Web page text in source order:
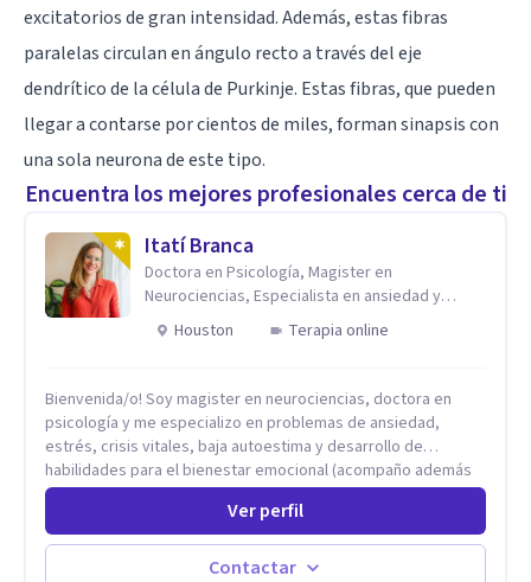
excitatorios de gran intensidad. Además, estas fibras
paralelas circulan en ángulo recto a través del eje
dendrítico de la célula de Purkinje. Estas fibras, que pueden
llegar a contarse por cientos de miles, forman sinapsis con
una sola neurona de este tipo.
Encuentra los mejores profesionales cerca de ti
Itatí Branca
Doctora en Psicología, Magister en
Neurociencias, Especialista en ansiedad y
mindfulness
Houston Terapia online
Bienvenida/o! Soy magister en neurociencias, doctora en
psicología y me especializo en problemas de ansiedad,
estrés, crisis vitales, baja autoestima y desarrollo de
habilidades para el bienestar emocional (acompaño además
problemáticas como la desregulación emocional, tendencias
perfeccionistas, liderazgo, problemas de sueño, depresión,
entre otras).
Ver perfil
Contactar